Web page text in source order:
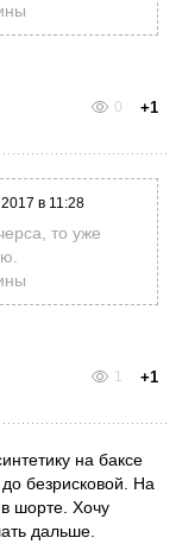
0 +1
в 11:28
то уже
1 +1
на баксе
безрисковой. На
шорте. Хочу
дальше.